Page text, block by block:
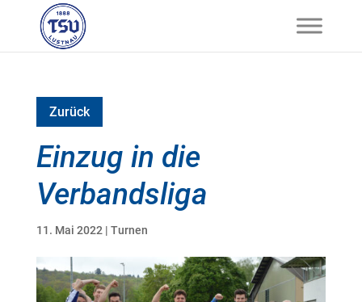
Zurück
Einzug in die
Verbandsliga
11. Mai 2022 | Turnen